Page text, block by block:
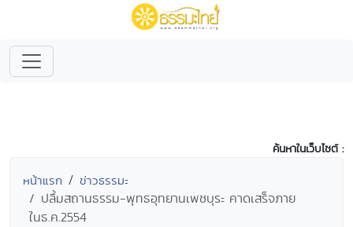
ค้นหาในเว็บไซต์ :
หน้าแรก ข่าวธรรมะ
ปลื้มสถานธรรม-พุทธอุทยานเพชบุระ คาดเสร็จภาย
ในธ.ค.2554